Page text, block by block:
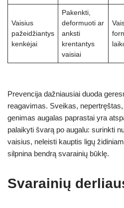
Vaisius
pažeidžiantys
kenkėjai
Pakenkti,
deformuoti ar
anksti
krentantys
vaisiai
Prevencija dažniausiai duoda
reagavimas. Sveikas,
genimas augalas paprastai yra
palaikyti švarą po augalu: surinkti
vaisius, neleisti kauptis ligų
silpnina bendrą svarainių būklę.
Svarainių